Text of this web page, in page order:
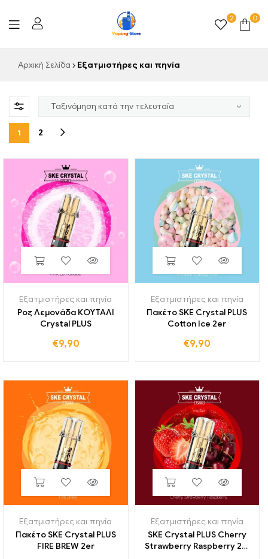
2 0
Αρχική Σελίδα Εξατμιστήρες και πηνία
1 2
Εξατμιστήρες και πηνία
Ροζ Λεμονάδα ΚΟΥΤΑΛΙ
Crystal PLUS
€9,90
Εξατμιστήρες και πηνία
Πακέτο SKE Crystal PLUS
Cotton Ice 2er
€9,90
Εξατμιστήρες και πηνία
Πακέτο SKE Crystal PLUS
FIRE BREW 2er
Εξατμιστήρες και πηνία
SKE Crystal PLUS Cherry
Strawberry Raspberry 2%